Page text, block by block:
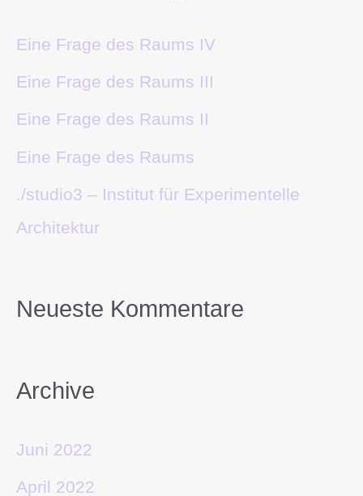
Eine Frage des Raums IV
Eine Frage des Raums III
Eine Frage des Raums II
Eine Frage des Raums
./studio3 – Institut für Experimentelle
Architektur
Neueste Kommentare
Archive
Juni 2022
April 2022